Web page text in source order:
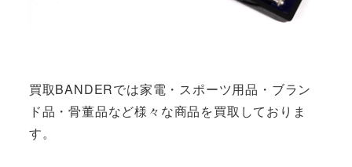
買取BANDERでは家電・スポーツ用品・ブラン
ド品・骨董品など様々な商品を買取しておりま
す。